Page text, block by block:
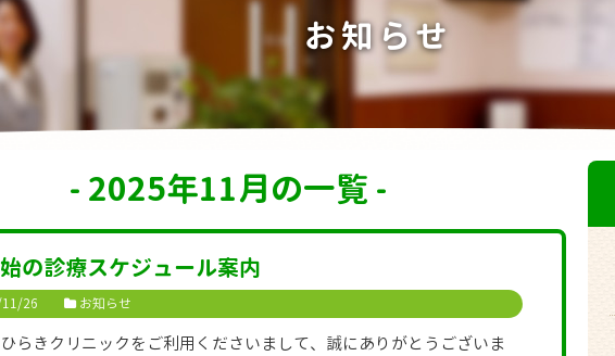
お知らせ
- 2025年11月の一覧 -
の診療スケジュール案内
11/26 お知らせ
らきクリニックをご利用くださいまして、誠にありがとうございま